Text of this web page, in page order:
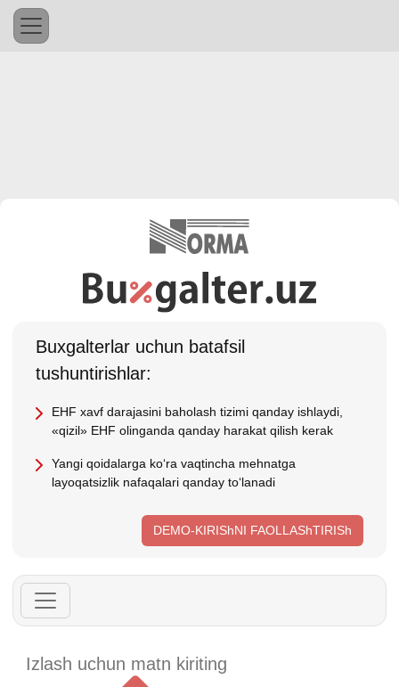
Buхgalterlar uchun batafsil
tushuntirishlar:
EHF хavf darajasini baholash tizimi qanday ishlaydi,
«qizil» EHF olinganda qanday harakat qilish kerak
Yangi qoidalarga koʻra vaqtincha mehnatga
layoqatsizlik nafaqalari qanday toʻlanadi
DEMO-KIRIShNI FAOLLAShTIRISh